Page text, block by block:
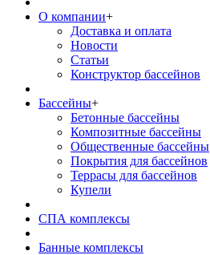
О компании+
Доставка и оплата
Новости
Статьи
Конструктор бассейнов
Бассейны+
Бетонные бассейны
Композитные бассейны
Общественные бассейны
Покрытия для бассейнов
Террасы для бассейнов
Купели
СПА комплексы
Банные комплексы